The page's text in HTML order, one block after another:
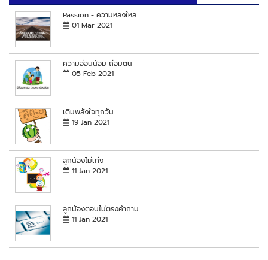
Passion - ความหลงใหล
01 Mar 2021
ความอ่อนน้อม ถ่อมตน
05 Feb 2021
เติมพลังใจทุกวัน
19 Jan 2021
ลูกน้องไม่เก่ง
11 Jan 2021
ลูกน้องตอบไม่ตรงคำถาม
11 Jan 2021